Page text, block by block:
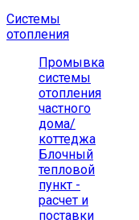
Системы
отопления
Промывка
системы
отопления
частного
дома/
коттеджа
Блочный
тепловой
пункт -
расчет и
поставки